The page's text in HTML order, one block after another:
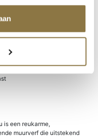
na 6 uur
is een reukarme,
muurverf die uitstekend